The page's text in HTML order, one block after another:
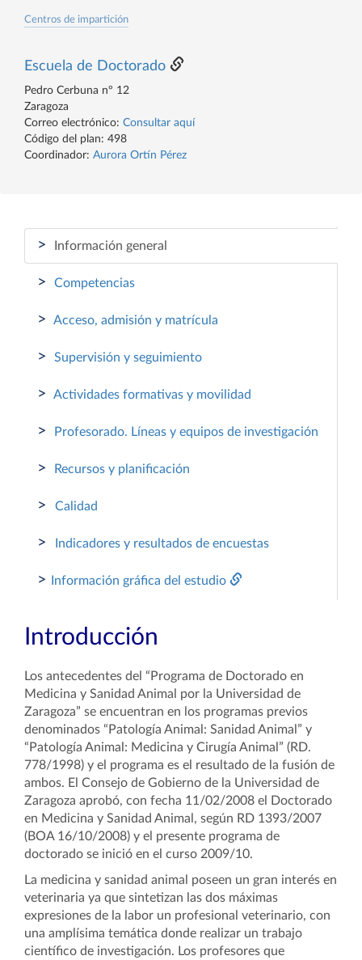
Centros de impartición
Escuela de Doctorado
Pedro Cerbuna nº 12
Zaragoza
Correo electrónico: Consultar aquí
Código del plan: 498
Coordinador: Aurora Ortín Pérez
> Información general
> Competencias
> Acceso, admisión y matrícula
> Supervisión y seguimiento
> Actividades formativas y movilidad
> Profesorado. Líneas y equipos de investigación
> Recursos y planificación
> Calidad
> Indicadores y resultados de encuestas
> Información gráfica del estudio
Introducción
Los antecedentes del “Programa de Doctorado en
Medicina y Sanidad Animal por la Universidad de
Zaragoza” se encuentran en los programas previos
denominados “Patología Animal: Sanidad Animal” y
“Patología Animal: Medicina y Cirugía Animal” (RD.
778/1998) y el programa es el resultado de la fusión de
ambos. El Consejo de Gobierno de la Universidad de
Zaragoza aprobó, con fecha 11/02/2008 el Doctorado
en Medicina y Sanidad Animal, según RD 1393/2007
(BOA 16/10/2008) y el presente programa de
doctorado se inició en el curso 2009/10.
La medicina y sanidad animal poseen un gran interés en
veterinaria ya que sintetizan las dos máximas
expresiones de la labor un profesional veterinario, con
una amplísima temática donde realizar un trabajo
científico de investigación. Los profesores que